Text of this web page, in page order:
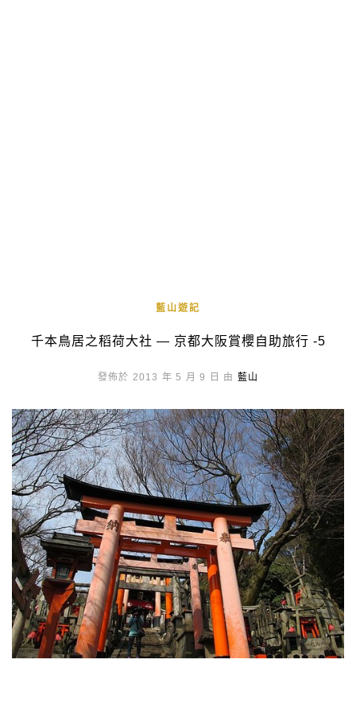
藍山遊記
千本鳥居之稻荷大社 — 京都大阪賞櫻自助旅行 -5
發佈於 2013 年 5 月 9 日 由 藍山